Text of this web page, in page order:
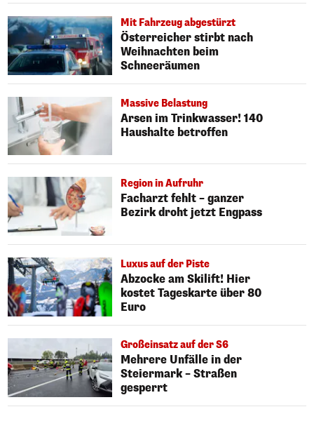
Mit Fahrzeug abgestürzt
Österreicher stirbt nach
Weihnachten beim
Schneeräumen
Massive Belastung
Arsen im Trinkwasser! 140
Haushalte betroffen
Region in Aufruhr
Facharzt fehlt – ganzer
Bezirk droht jetzt Engpass
Luxus auf der Piste
Abzocke am Skilift! Hier
kostet Tageskarte über 80
Euro
Großeinsatz auf der S6
Mehrere Unfälle in der
Steiermark – Straßen
gesperrt